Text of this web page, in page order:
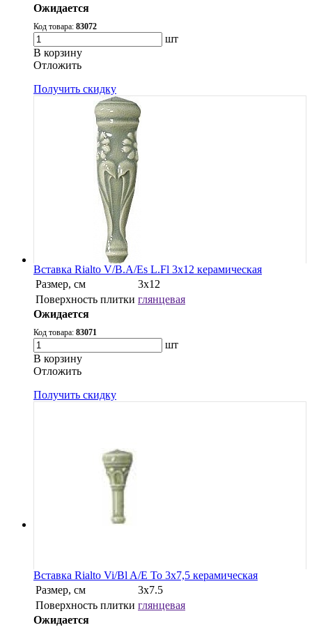
Ожидается
Код товара: 83072
шт
В корзину
Oтложить
Получить скидку
Вставка Rialto V/B.A/Es L.Fl 3x12 керамическая
Размер, см
3x12
Поверхность плитки глянцевая
Ожидается
Код товара: 83071
шт
В корзину
Oтложить
Получить скидку
Вставка Rialto Vi/Bl A/E To 3x7,5 керамическая
Размер, см
3х7.5
Поверхность плитки глянцевая
Ожидается